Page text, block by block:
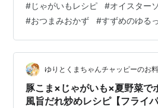
粗挽き黒こしょうを多めにすれば
めます。
#じゃがいもレシピ #オイスター
#おつまみおかず #すずめのゆる
ゆりとくまちゃんチャッピーのお
豚こま×じゃがいも×夏野菜で
風旨だれ炒めレシピ【フライパ